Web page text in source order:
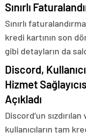
Sınırlı
Sınırlı
kredi kartının son
gibi detayların da
Discord,
Hizmet
Açıkladı
Discord’un
kullanıcıların tam